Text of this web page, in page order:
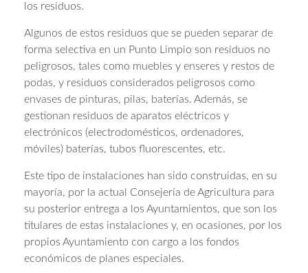
los residuos.
Algunos de estos residuos que se pueden separar de
forma selectiva en un Punto Limpio son residuos no
peligrosos, tales como muebles y enseres y restos de
podas, y residuos considerados peligrosos como
envases de pinturas, pilas, baterías. Además, se
gestionan residuos de aparatos eléctricos y
electrónicos (electrodomésticos, ordenadores,
móviles) baterías, tubos fluorescentes, etc.
Este tipo de instalaciones han sido construidas, en su
mayoría, por la actual Consejería de Agricultura para
su posterior entrega a los Ayuntamientos, que son los
titulares de estas instalaciones y, en ocasiones, por los
propios Ayuntamiento con cargo a los fondos
económicos de planes especiales.